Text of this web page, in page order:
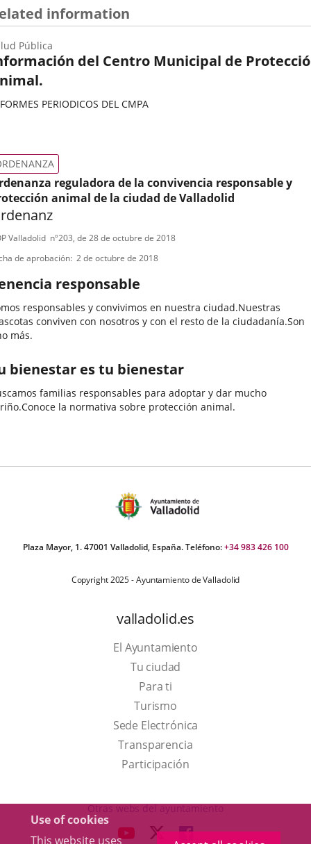
Use of cookies
This website uses
information
del Centro Municipal de
PERIODICOS DEL CMPA
Pública
reguladora de la convivencia responsable y
animal de la ciudad de Valladolid
Valladolid nº203, de 28 de octubre de 2018
de aprobación 2 de octubre de 2018
responsable
responsables y convivimos en nuestra ciudad.Nuestras
conviven con nosotros y con el resto de la ciudadanía.Son
más.
bienestar es tu bienestar
familias responsables para adoptar y dar mucho
la normativa sobre protección animal.
Plaza Mayor, 1. 47001 Valladolid, España. Teléfono:+34 983 426 100
Copyright 2025 - Ayuntamiento de Valladolid
valladolid.es
El Ayuntamiento
Tu ciudad
Para ti
TurismoThis
link
will
open
a
up
Sede Electrónica
Transparencia
Participación
Otras webs del ayuntamiento
LINK LINKLINK